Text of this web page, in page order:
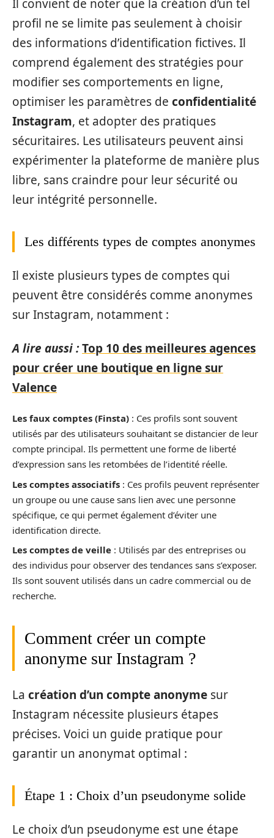
Il convient de noter que la création d’un tel
profil ne se limite pas seulement à choisir
des informations d’identification fictives. Il
comprend également des stratégies pour
modifier ses comportements en ligne,
optimiser les paramètres de confidentialité
Instagram, et adopter des pratiques
sécuritaires. Les utilisateurs peuvent ainsi
expérimenter la plateforme de manière plus
libre, sans craindre pour leur sécurité ou
leur intégrité personnelle.
Les différents types de comptes anonymes
Il existe plusieurs types de comptes qui
peuvent être considérés comme anonymes
sur Instagram, notamment :
A lire aussi :Top 10 des meilleures agences
pour créer une boutique en ligne sur
Valence
Les faux comptes (Finsta) : Ces profils sont souvent
utilisés par des utilisateurs souhaitant se distancier de leur
compte principal. Ils permettent une forme de liberté
d’expression sans les retombées de l’identité réelle.
Les comptes associatifs : Ces profils peuvent représenter
un groupe ou une cause sans lien avec une personne
spécifique, ce qui permet également d’éviter une
identification directe.
Les comptes de veille : Utilisés par des entreprises ou
des individus pour observer des tendances sans s’exposer.
Ils sont souvent utilisés dans un cadre commercial ou de
recherche.
Comment créer un compte
anonyme sur Instagram ?
La création d’un compte anonyme sur
Instagram nécessite plusieurs étapes
précises. Voici un guide pratique pour
garantir un anonymat optimal :
Étape 1 : Choix d’un pseudonyme solide
Le choix d’un pseudonyme est une étape